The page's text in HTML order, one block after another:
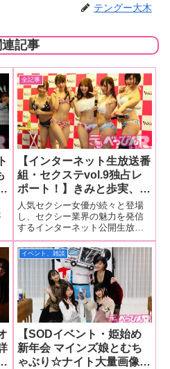
テングー大木
連記事
全記事
【インターネット生放送番
組・セクステvol.9独占レ
ポート！】きみと歩実、あ
おいれな、小倉由菜、春埼
めい、明里ともかが公開生
着替えに挑戦！ クリスマ
スの“性春”話や欲しいプレ
ゼントなどぶっちゃけトー
クも！
人気セクシー女優が続々と登場
し、セクシー業界の魅力を発信
するインターネット公開生放送
番組「セキララ！ セクステ」
の第9回放送が12月15日行われま
した。今回も独占レポートでお
送りします！司会進行は川上
奈々美ちゃんに代わり2か月連続
できみと歩
イベント、雑談
【SODイベント・姫始め
新年会 マインズ娘とむち
ゃぶり☆ナイト大量画像レ